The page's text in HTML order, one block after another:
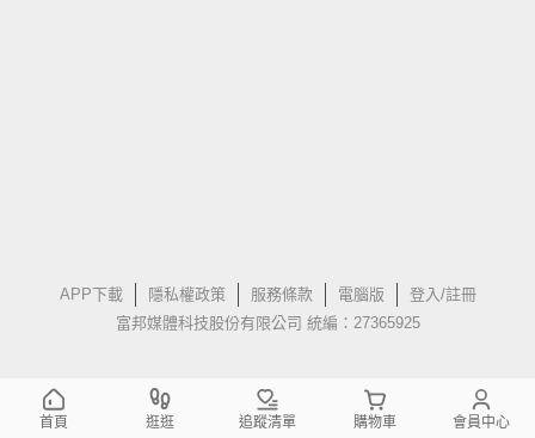
APP下載 隱私權政策 服務條款 電腦版
登入/註冊
富邦媒體科技股份有限公司 統編：27365925
首頁 逛逛 追蹤清單 購物車 會員中心